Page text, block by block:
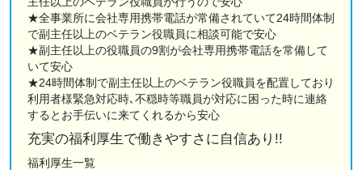
★全事業所に会社専用携帯電話が常備されていて24時間体制
で副主任以上のベテラン役職員に相談可能で安心
★副主任以上の役職員の9割が会社専用携帯電話を常備して
いて安心
★24時間体制で副主任以上のベテラン役職員を配置しており
利用者様緊急対応時､不穏時等職員が対応に困った時に連絡
するとお手伝いに来てくれるから安心
充実の福利厚生で働きやすさに自信あり!!
福利厚生一覧